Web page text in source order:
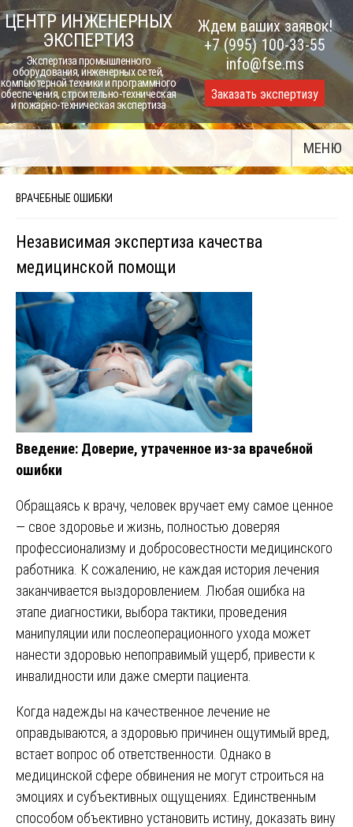
Skip
to
content
ЦЕНТР ИНЖЕНЕРНЫХ
ЭКСПЕРТИЗ
Экспертиза промышленного
оборудования, инженерных сетей,
компьютерной техники и программного
обеспечения, строительно-техническая
и пожарно-техническая экспертиза
Ждем ваших заявок!
+7 (995) 100-33-55
info@fse.ms
Заказать экспертизу
МЕНЮ
ВРАЧЕБНЫЕ ОШИБКИ
Независимая экспертиза качества
медицинской помощи
Введение: Доверие, утраченное из-за врачебной
ошибки
Обращаясь к врачу, человек вручает ему самое ценное
— свое здоровье и жизнь, полностью доверяя
профессионализму и добросовестности медицинского
работника. К сожалению, не каждая история лечения
заканчивается выздоровлением. Любая ошибка на
этапе диагностики, выбора тактики, проведения
манипуляции или послеоперационного ухода может
нанести здоровью непоправимый ущерб, привести к
инвалидности или даже смерти пациента.
Когда надежды на качественное лечение не
оправдываются, а здоровью причинен ощутимый вред,
встает вопрос об ответственности. Однако в
медицинской сфере обвинения не могут строиться на
эмоциях и субъективных ощущениях. Единственным
способом объективно установить истину, доказать вину